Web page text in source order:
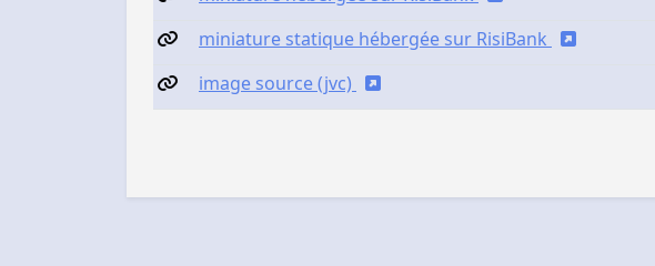
miniature statique hébergée sur RisiBank
image source (jvc)